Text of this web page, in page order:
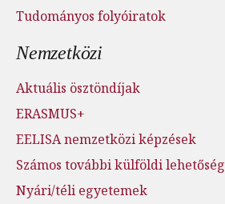
Tudományos folyóiratok
Nemzetközi
Aktuális ösztöndíjak
ERASMUS+
EELISA nemzetközi képzések
Számos további külföldi lehetőség
Nyári/téli egyetemek